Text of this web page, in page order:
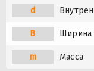
d
B Ширина
m Масса